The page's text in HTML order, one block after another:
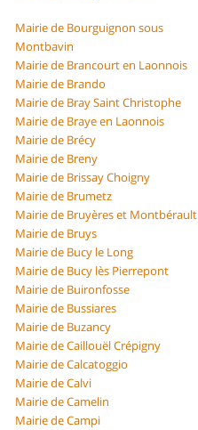
Mairie de Bourguignon sous
Montbavin
Mairie de Brancourt en Laonnois
Mairie de Brando
Mairie de Bray Saint Christophe
Mairie de Braye en Laonnois
Mairie de Brécy
Mairie de Breny
Mairie de Brissay Choigny
Mairie de Brumetz
Mairie de Bruyères et Montbérault
Mairie de Bruys
Mairie de Bucy le Long
Mairie de Bucy lès Pierrepont
Mairie de Buironfosse
Mairie de Bussiares
Mairie de Buzancy
Mairie de Caillouël Crépigny
Mairie de Calcatoggio
Mairie de Calvi
Mairie de Camelin
Mairie de Campi